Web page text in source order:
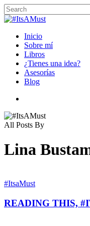
Skip
to
content
Close
Menu
Inicio
Sobre mí
Libros
¿Tienes una idea?
Asesorías
Blog
All Posts By
Lina
#ItsaMust
READING THIS,